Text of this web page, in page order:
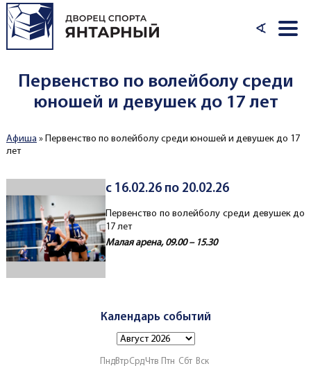
Перейти к основному содержанию
∢
Первенство по волейболу среди
юношей и девушек до 17 лет
Вы здесь
Афиша» Первенство по волейболу среди юношей и девушек до 17
лет
с 16.02.26 по 20.02.26
Первенство по волейболу среди девушек до
17 лет
Малая арена, 09.00 – 15.30
Календарь событий
ПндВтрСрдЧтв Птн Сбт Вск